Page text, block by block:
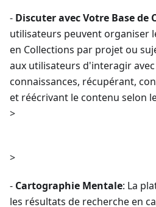
- Discuter avec Votre Base de
utilisateurs peuvent organiser
en Collections par projet ou
aux utilisateurs d'interagir
connaissances, récupérant,
et réécrivant le contenu selon
>
>
- Cartographie Mentale: La
les résultats de recherche en